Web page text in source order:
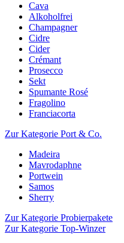
Cava
Alkoholfrei
Champagner
Cidre
Cider
Crémant
Prosecco
Sekt
Spumante Rosé
Fragolino
Franciacorta
Zur Kategorie Port & Co.
Madeira
Mavrodaphne
Portwein
Samos
Sherry
Zur Kategorie Probierpakete
Zur Kategorie Top-Winzer